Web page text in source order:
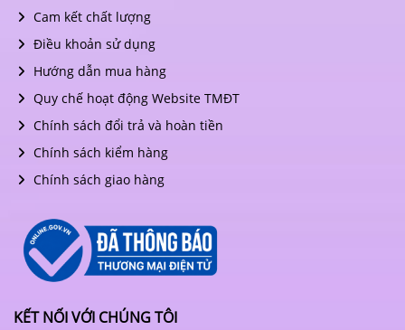
Cam kết chất lượng
Điều khoản sử dụng
Hướng dẫn mua hàng
Quy chế hoạt động Website TMĐT
Chính sách đổi trả và hoàn tiền
Chính sách kiểm hàng
Chính sách giao hàng
KẾT NỐI VỚI CHÚNG TÔI